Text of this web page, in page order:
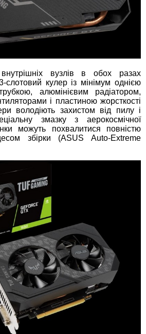
вузлів в обох разах
слотовий кулер із мінімум однією
алюмінієвим радіатором,
і пластиною жорсткості
володіють захистом від пилу і
змазку з аерокосмічної
можуть похвалитися повністю
збірки (ASUS Auto-Extreme